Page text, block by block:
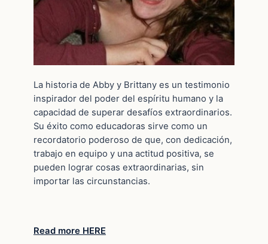
La historia de Abby y Brittany es un testimonio
inspirador del poder del espíritu humano y la
capacidad de superar desafíos extraordinarios.
Su éxito como educadoras sirve como un
recordatorio poderoso de que, con dedicación,
trabajo en equipo y una actitud positiva, se
pueden lograr cosas extraordinarias, sin
importar las circunstancias.
Read more HERE